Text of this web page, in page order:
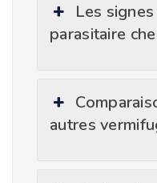
Les
parasitaire
autres